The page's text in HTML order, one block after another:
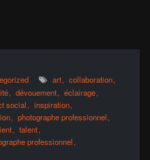
art
collaboration
dévouement
éclairage
social
inspiration
photographe professionnel
talent
professionnel